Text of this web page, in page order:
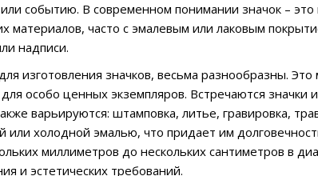
событию. В современном понимании значок –
материалов, часто с эмалевым или лаковым
надписи.
изготовления значков, весьма разнообразны.
особо ценных экземпляров. Встречаются
варьируются: штамповка, литье, гравировка,
или холодной эмалью, что придает им
миллиметров до нескольких сантиметров в
и эстетических требований.